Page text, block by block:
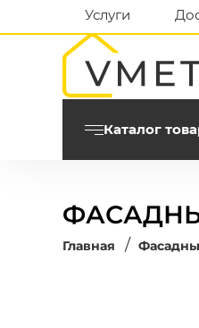
Услуги
Каталог
Главная
/